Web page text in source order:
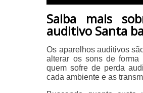
Saiba mais
auditivo Santa
Os aparelhos auditivos
alterar os sons de forma
quem sofre de perda
cada ambiente e as